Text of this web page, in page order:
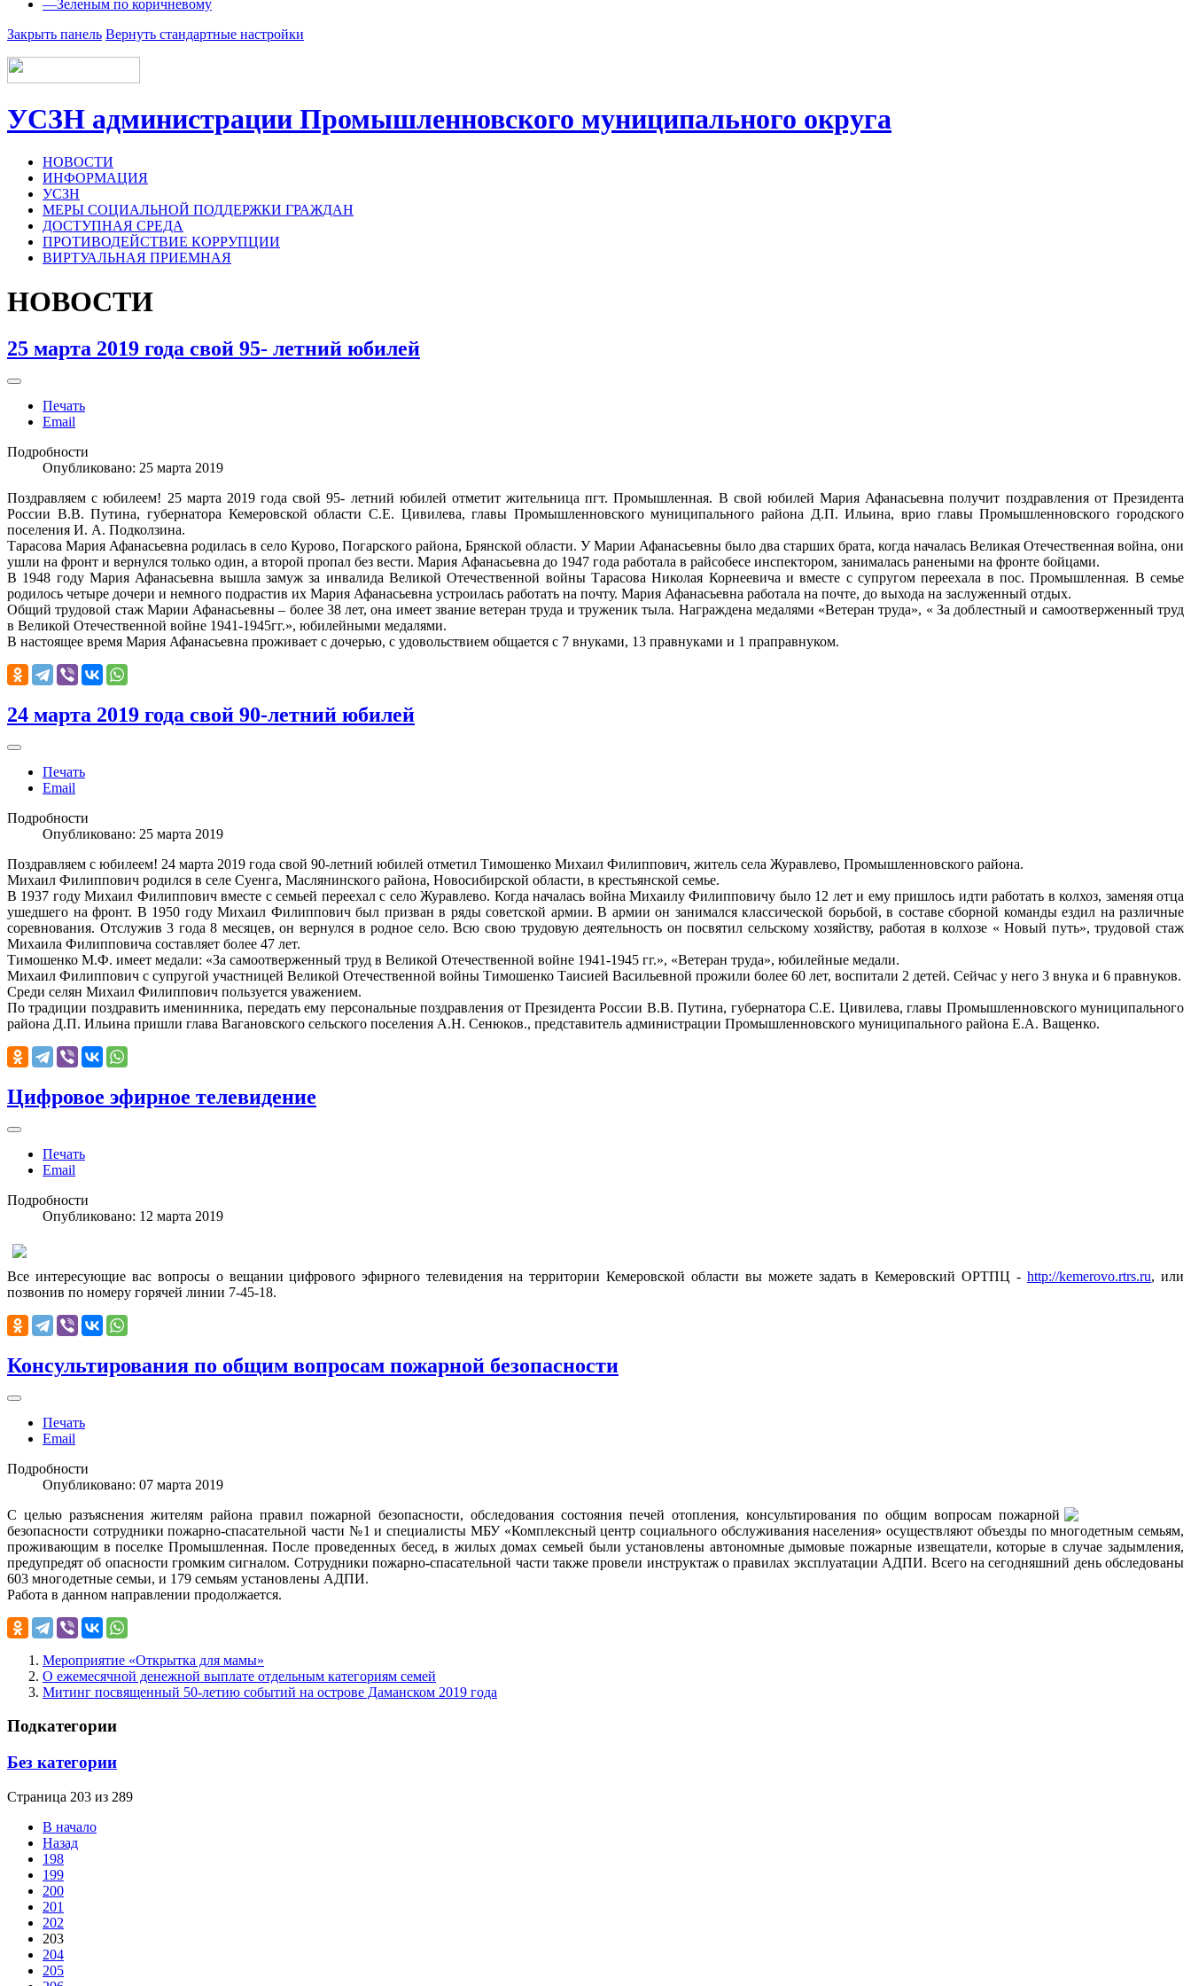
—Зеленым по коричневому
Закрыть панель Вернуть стандартные настройки
УСЗН администрации Промышленновского муниципального округа
НОВОСТИ
ИНФОРМАЦИЯ
УСЗН
МЕРЫ СОЦИАЛЬНОЙ ПОДДЕРЖКИ ГРАЖДАН
ДОСТУПНАЯ СРЕДА
ПРОТИВОДЕЙСТВИЕ КОРРУПЦИИ
ВИРТУАЛЬНАЯ ПРИЕМНАЯ
НОВОСТИ
25 марта 2019 года свой 95- летний юбилей
Печать
Email
Подробности
Опубликовано: 25 марта 2019
Поздравляем с юбилеем! 25 марта 2019 года свой 95- летний юбилей отметит жительница пгт. Промышленная. В свой юбилей Мария Афанасьевна получит поздравления от Президента
России В.В. Путина, губернатора Кемеровской области С.Е. Цивилева, главы Промышленновского муниципального района Д.П. Ильина, врио главы Промышленновского городского
поселения И. А. Подколзина.
Тарасова Мария Афанасьевна родилась в село Курово, Погарского района, Брянской области. У Марии Афанасьевны было два старших брата, когда началась Великая Отечественная война, они
ушли на фронт и вернулся только один, а второй пропал без вести. Мария Афанасьевна до 1947 года работала в райсобесе инспектором, занималась ранеными на фронте бойцами.
В 1948 году Мария Афанасьевна вышла замуж за инвалида Великой Отечественной войны Тарасова Николая Корнеевича и вместе с супругом переехала в пос. Промышленная. В семье
родилось четыре дочери и немного подрастив их Мария Афанасьевна устроилась работать на почту. Мария Афанасьевна работала на почте, до выхода на заслуженный отдых.
Общий трудовой стаж Марии Афанасьевны – более 38 лет, она имеет звание ветеран труда и труженик тыла. Награждена медалями «Ветеран труда», « За доблестный и самоотверженный труд
в Великой Отечественной войне 1941-1945гг.», юбилейными медалями.
В настоящее время Мария Афанасьевна проживает с дочерью, с удовольствием общается с 7 внуками, 13 правнуками и 1 праправнуком.
24 марта 2019 года свой 90-летний юбилей
Печать
Email
Подробности
Опубликовано: 25 марта 2019
Поздравляем с юбилеем! 24 марта 2019 года свой 90-летний юбилей отметил Тимошенко Михаил Филиппович, житель села Журавлево, Промышленновского района.
Михаил Филиппович родился в селе Суенга, Маслянинского района, Новосибирской области, в крестьянской семье.
В 1937 году Михаил Филиппович вместе с семьей переехал с село Журавлево. Когда началась война Михаилу Филипповичу было 12 лет и ему пришлось идти работать в колхоз, заменяя отца
ушедшего на фронт. В 1950 году Михаил Филиппович был призван в ряды советской армии. В армии он занимался классической борьбой, в составе сборной команды ездил на различные
соревнования. Отслужив 3 года 8 месяцев, он вернулся в родное село. Всю свою трудовую деятельность он посвятил сельскому хозяйству, работая в колхозе « Новый путь», трудовой стаж
Михаила Филипповича составляет более 47 лет.
Тимошенко М.Ф. имеет медали: «За самоотверженный труд в Великой Отечественной войне 1941-1945 гг.», «Ветеран труда», юбилейные медали.
Михаил Филиппович с супругой участницей Великой Отечественной войны Тимошенко Таисией Васильевной прожили более 60 лет, воспитали 2 детей. Сейчас у него 3 внука и 6 правнуков.
Среди селян Михаил Филиппович пользуется уважением.
По традиции поздравить именинника, передать ему персональные поздравления от Президента России В.В. Путина, губернатора С.Е. Цивилева, главы Промышленновского муниципального
района Д.П. Ильина пришли глава Вагановского сельского поселения А.Н. Сенюков., представитель администрации Промышленновского муниципального района Е.А. Ващенко.
Цифровое эфирное телевидение
Печать
Email
Подробности
Опубликовано: 12 марта 2019
Все интересующие вас вопросы о вещании цифрового эфирного телевидения на территории Кемеровской области вы можете задать в Кемеровский ОРТПЦ -http://kemerovo.rtrs.ru, или
позвонив по номеру горячей линии 7-45-18.
Консультирования по общим вопросам пожарной безопасности
Печать
Email
Подробности
Опубликовано: 07 марта 2019
С целью разъяснения жителям района правил пожарной безопасности, обследования состояния печей отопления, консультирования по общим вопросам пожарной
безопасности сотрудники пожарно-спасательной части №1 и специалисты МБУ «Комплексный центр социального обслуживания населения» осуществляют объезды по многодетным семьям,
проживающим в поселке Промышленная. После проведенных бесед, в жилых домах семьей были установлены автономные дымовые пожарные извещатели, которые в случае задымления,
предупредят об опасности громким сигналом. Сотрудники пожарно-спасательной части также провели инструктаж о правилах эксплуатации АДПИ. Всего на сегодняшний день обследованы
603 многодетные семьи, и 179 семьям установлены АДПИ.
Работа в данном направлении продолжается.
Мероприятие «Открытка для мамы»
О ежемесячной денежной выплате отдельным категориям семей
Митинг посвященный 50-летию событий на острове Даманском 2019 года
Подкатегории
Без категории
Страница 203 из 289
В начало
Назад
198
199
200
201
202
203
204
205